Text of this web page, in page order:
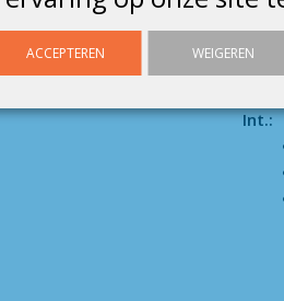
ACCEPTEREN WEIGEREN
Int.: